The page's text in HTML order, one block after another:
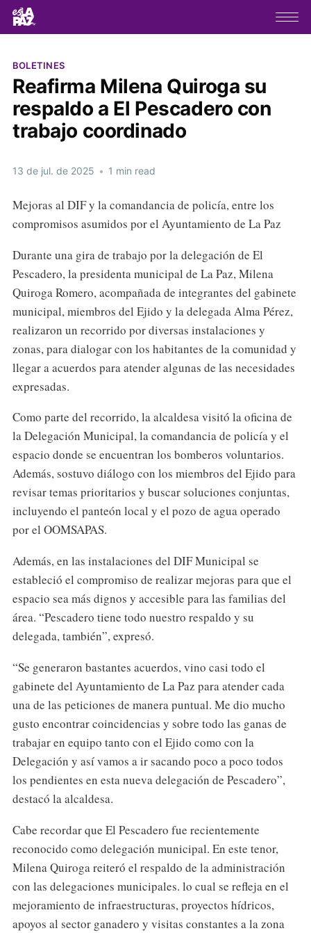
BOLETINES
Reafirma Milena Quiroga su
respaldo a El Pescadero con
trabajo coordinado
13 de jul. de 2025 • 1 min read
Mejoras al DIF y la comandancia de policía, entre los
compromisos asumidos por el Ayuntamiento de La Paz
Durante una gira de trabajo por la delegación de El
Pescadero, la presidenta municipal de La Paz, Milena
Quiroga Romero, acompañada de integrantes del gabinete
municipal, miembros del Ejido y la delegada Alma Pérez,
realizaron un recorrido por diversas instalaciones y
zonas, para dialogar con los habitantes de la comunidad y
llegar a acuerdos para atender algunas de las necesidades
expresadas.
Como parte del recorrido, la alcaldesa visitó la oficina de
la Delegación Municipal, la comandancia de policía y el
espacio donde se encuentran los bomberos voluntarios.
Además, sostuvo diálogo con los miembros del Ejido para
revisar temas prioritarios y buscar soluciones conjuntas,
incluyendo el panteón local y el pozo de agua operado
por el OOMSAPAS.
Además, en las instalaciones del DIF Municipal se
estableció el compromiso de realizar mejoras para que el
espacio sea más dignos y accesible para las familias del
área. “Pescadero tiene todo nuestro respaldo y su
delegada, también”, expresó.
“Se generaron bastantes acuerdos, vino casi todo el
gabinete del Ayuntamiento de La Paz para atender cada
una de las peticiones de manera puntual. Me dio mucho
gusto encontrar coincidencias y sobre todo las ganas de
trabajar en equipo tanto con el Ejido como con la
Delegación y así vamos a ir sacando poco a poco todos
los pendientes en esta nueva delegación de Pescadero”,
destacó la alcaldesa.
Cabe recordar que El Pescadero fue recientemente
reconocido como delegación municipal. En este tenor,
Milena Quiroga reiteró el respaldo de la administración
con las delegaciones municipales. lo cual se refleja en el
mejoramiento de infraestructuras, proyectos hídricos,
apoyos al sector ganadero y visitas constantes a la zona